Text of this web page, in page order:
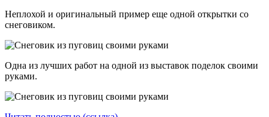
Неплохой и оригинальный пример еще одной открытки со
снеговиком.
Одна из лучших работ на одной из выставок поделок своими
руками.